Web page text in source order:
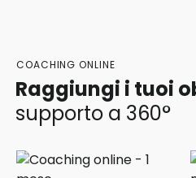
COACHING ONLINE
Raggiungi i tuoi
supporto a 360°